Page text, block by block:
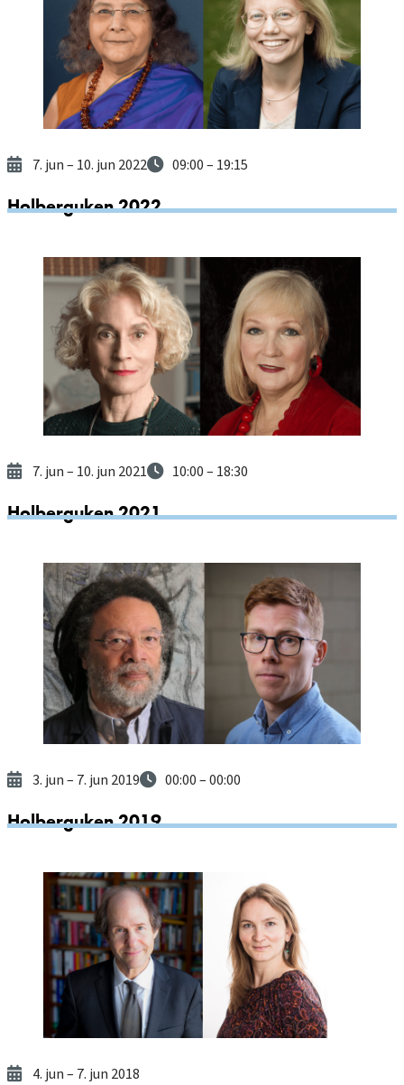
7. jun– 10. jun 2022 09:00– 19:15
Holberguken 2022
7. jun– 10. jun 2021 10:00– 18:30
Holberguken 2021
3. jun– 7. jun 2019 00:00– 00:00
Holberguken 2019
4. jun– 7. jun 2018